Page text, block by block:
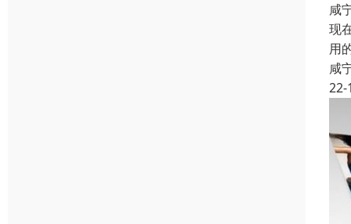
咸
现
用
咸
22-